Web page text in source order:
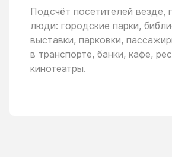
Подсчёт посетителей везде,
люди: городские парки,
выставки, парковки,
в транспорте, банки, кафе,
кинотеатры.